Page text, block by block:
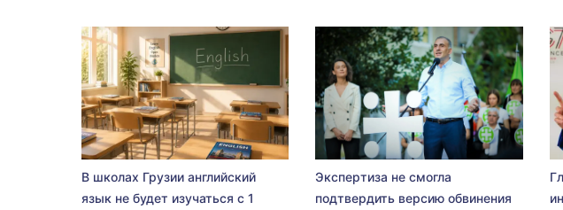
В школах Грузии английский
язык не будет изучаться с 1
Экспертиза не смогла
подтвердить версию обвинения